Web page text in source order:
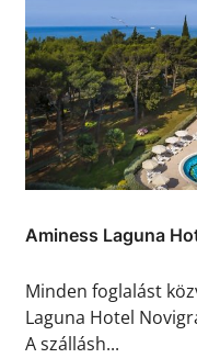
Aminess Laguna
Minden foglalást
Laguna Hotel
A szállásh...